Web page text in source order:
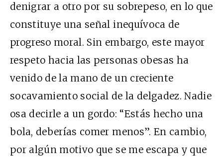
denigrar a otro por su sobrepeso, en lo que
constituye una señal inequívoca de
progreso moral. Sin embargo, este mayor
respeto hacia las personas obesas ha
venido de la mano de un creciente
socavamiento social de la delgadez. Nadie
osa decirle a un gordo: “Estás hecho una
bola, deberías comer menos”. En cambio,
por algún motivo que se me escapa y que